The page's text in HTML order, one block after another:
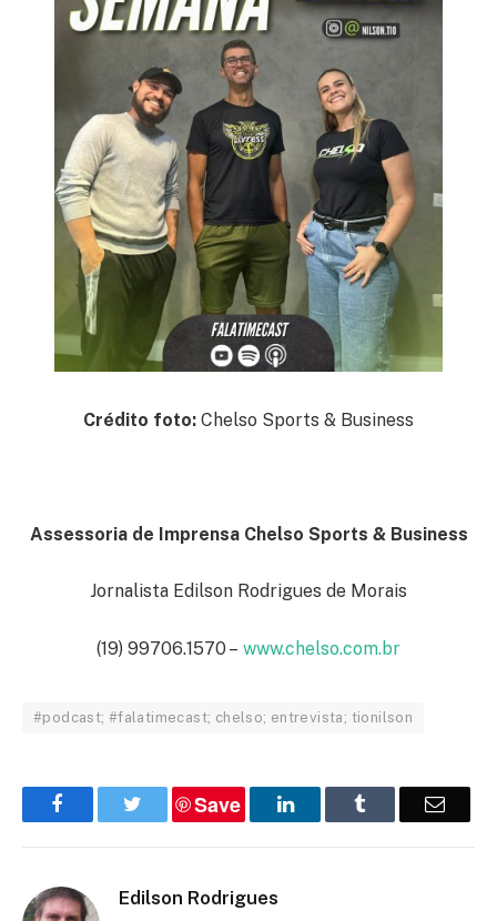
Crédito foto: Chelso Sports & Business
Assessoria de Imprensa Chelso Sports & Business
Jornalista Edilson Rodrigues de Morais
(19) 99706.1570 – www.chelso.com.br
#podcast; #falatimecast; chelso; entrevista; tionilson
FacebookTwitterSave LinkedIn Email
Edilson Rodrigues